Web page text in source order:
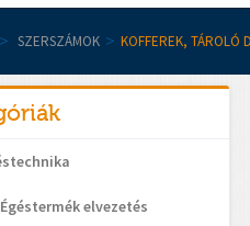
> SZERSZÁMOK > KOFFEREK, TÁROLÓ
Égéstermék elvezetés